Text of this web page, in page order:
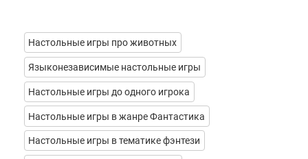
Настольные игры про животных
Языконезависимые настольные игры
Настольные игры до одного игрока
Настольные игры в жанре Фантастика
Настольные игры в тематике фэнтези